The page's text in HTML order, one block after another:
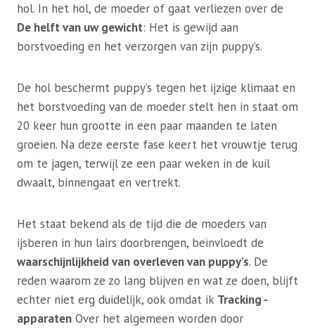
hol. In het hol, de moeder of gaat verliezen over de
De helft van uw gewicht: Het is gewijd aan
borstvoeding en het verzorgen van zijn puppy’s.
De hol beschermt puppy’s tegen het ijzige klimaat en
het borstvoeding van de moeder stelt hen in staat om
20 keer hun grootte in een paar maanden te laten
groeien. Na deze eerste fase keert het vrouwtje terug
om te jagen, terwijl ze een paar weken in de kuil
dwaalt, binnengaat en vertrekt.
Het staat bekend als de tijd die de moeders van
ijsberen in hun lairs doorbrengen, beïnvloedt de
waarschijnlijkheid van overleven van puppy’s. De
reden waarom ze zo lang blijven en wat ze doen, blijft
echter niet erg duidelijk, ook omdat ik Tracking -
apparaten Over het algemeen worden door